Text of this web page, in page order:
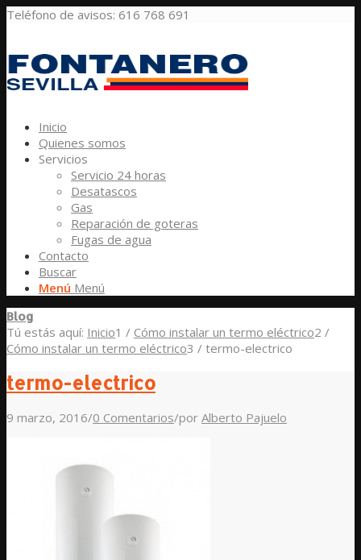
Teléfono de avisos: 616 768 691
Inicio
Quienes somos
Servicios
Servicio 24 horas
Desatascos
Gas
Reparación de goteras
Fugas de agua
Contacto
Buscar
Menú Menú
Blog
Tú estás aquí: Inicio1 / Cómo instalar un termo eléctrico2 /
Cómo instalar un termo eléctrico3 / termo-electrico
termo-electrico
9 marzo, 2016/0 Comentarios/por Alberto Pajuelo